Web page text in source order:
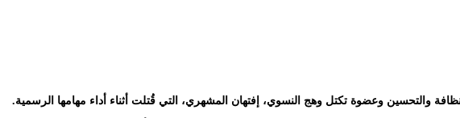
والتحسين وعضوة تكتل وهج النسوي، إفتهان المشهري، التي قُتلت أثناء أداء مهامها الرسمية.